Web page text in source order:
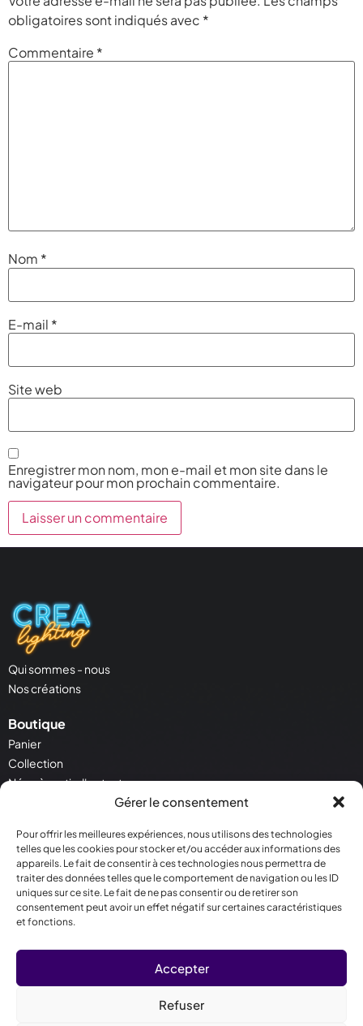
Gérer le consentement
Pour offrir les meilleures expériences, nous utilisons des technologies
telles que les cookies pour stocker et/ou accéder aux informations des
appareils. Le fait de consentir à ces technologies nous permettra de
traiter des données telles que le comportement de navigation ou les ID
uniques sur ce site. Le fait de ne pas consentir ou de retirer son
consentement peut avoir un effet négatif sur certaines caractéristiques
et fonctions.
Accepter
Refuser
obligatoires sont indiqués avec *
Commentaire *
Nom *
E-mail *
Site web
Enregistrer mon nom, mon e-mail et mon site dans le
navigateur pour mon prochain commentaire.
Qui sommes - nous
Nos créations
Boutique
Panier
Collection
Néon à partir d'un texte
Néon à partir d'une image
Service Client
Contactez - nous
Conditions générales de vente
Politique de cookies
30 Rue Salneuve 75017 Paris
contact@crealighting.com